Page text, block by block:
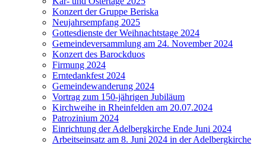
Konzert der Gruppe Beriska
Neujahrsempfang 2025
Gottesdienste der Weihnachtstage 2024
Gemeindeversammlung am 24. November 2024
Konzert des Barockduos
Firmung 2024
Erntedankfest 2024
Gemeindewanderung 2024
Vortrag zum 150-jährigen Jubiläum
Kirchweihe in Rheinfelden am 20.07.2024
Patrozinium 2024
Einrichtung der Adelbergkirche Ende Juni 2024
Arbeitseinsatz am 8. Juni 2024 in der Adelbergkirche